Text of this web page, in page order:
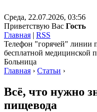
Среда, 22.07.2026, 03:56
Приветствую Вас Гость
Главная | RSS
Телефон "горячей" линии
бесплатной медицинской
Больница
Главная › Статьи ›
Всё, что нужно
пищевода